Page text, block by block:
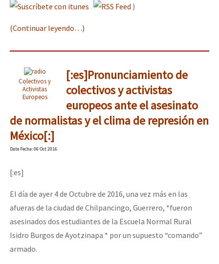
)
(Continuar leyendo…)
Colectivos y
Activistas
Europeos
[:es]Pronunciamiento de
colectivos y activistas
europeos ante el asesinato
de normalistas y el clima de represión en
México[:]
DateFecha: 06 Oct 2016
[:es]
El día de ayer 4 de Octubre de 2016, una vez más en las
afueras de la ciudad de Chilpancingo, Guerrero, *fueron
asesinados dos estudiantes de la Escuela Normal Rural
Isidro Burgos de Ayotzinapa * por un supuesto “comando”
armado.